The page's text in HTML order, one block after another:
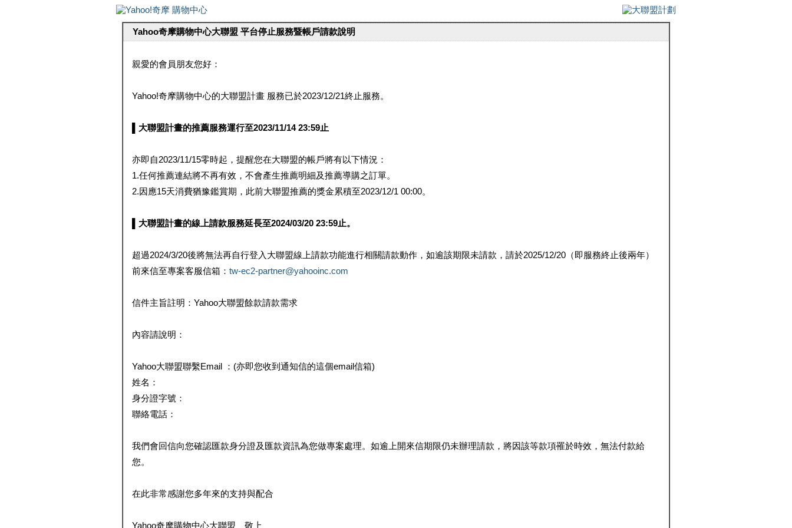
Yahoo奇摩購物中心大聯盟 平台停止服務暨帳戶請款說明
親愛的會員朋友您好：
Yahoo!奇摩購物中心的大聯盟計畫 服務已於2023/12/21終止服務。
▌大聯盟計畫的推薦服務運行至2023/11/14 23:59止
亦即自2023/11/15零時起，提醒您在大聯盟的帳戶將有以下情況：
1.任何推薦連結將不再有效，不會產生推薦明細及推薦導購之訂單。
2.因應15天消費猶豫鑑賞期，此前大聯盟推薦的獎金累積至2023/12/1 00:00。
▌大聯盟計畫的線上請款服務延長至2024/03/20 23:59止。
超過2024/3/20後將無法再自行登入大聯盟線上請款功能進行相關請款動作，如逾該期限未請款，請於2025/12/20（即服務終止後兩年）
前來信至專案客服信箱： tw-ec2-partner@yahooinc.com
信件主旨註明：Yahoo大聯盟餘款請款需求
內容請說明：
Yahoo大聯盟聯繫Email ：(亦即您收到通知信的這個email信箱)
姓名：
身分證字號：
聯絡電話：
我們會回信向您確認匯款身分證及匯款資訊為您做專案處理。如逾上開來信期限仍未辦理請款，將因該等款項罹於時效，無法付款給
您。
在此非常感謝您多年來的支持與配合
Yahoo奇摩購物中心大聯盟 敬上